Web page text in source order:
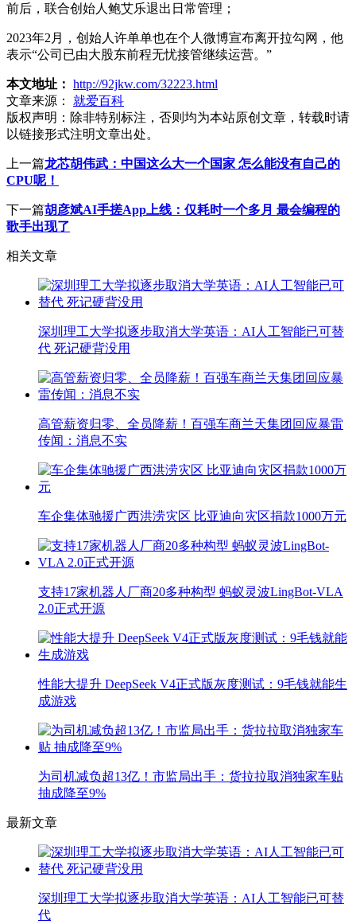
前后，联合创始人鲍艾乐退出日常管理；
2023年2月，创始人许单单也在个人微博宣布离开拉勾网，他
表示“公司已由大股东前程无忧接管继续运营。”
本文地址： http://92jkw.com/32223.html
文章来源：
就爱百科
版权声明： 除非特别标注，否则均为本站原创文章，转载时请
以链接形式注明文章出处。
上一篇龙芯胡伟武：中国这么大一个国家 怎么能没有自己的
CPU呢！
下一篇胡彦斌AI手搓App上线：仅耗时一个多月 最会编程的
歌手出现了
相关文章
深圳理工大学拟逐步取消大学英语：AI人工智能已可替
代 死记硬背没用
高管薪资归零、全员降薪！百强车商兰天集团回应暴雷
传闻：消息不实
车企集体驰援广西洪涝灾区 比亚迪向灾区捐款1000万元
支持17家机器人厂商20多种构型 蚂蚁灵波LingBot-VLA
2.0正式开源
性能大提升 DeepSeek V4正式版灰度测试：9毛钱就能生
成游戏
为司机减负超13亿！市监局出手：货拉拉取消独家车贴
抽成降至9%
最新文章
深圳理工大学拟逐步取消大学英语：AI人工智能已可替
代